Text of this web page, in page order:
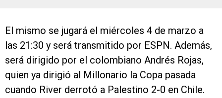
El mismo se jugará el miércoles 4 de marzo a
las 21:30 y será transmitido por ESPN. Además,
será dirigido por el colombiano Andrés Rojas,
quien ya dirigió al Millonario la Copa pasada
cuando River derrotó a Palestino 2-0 en Chile.